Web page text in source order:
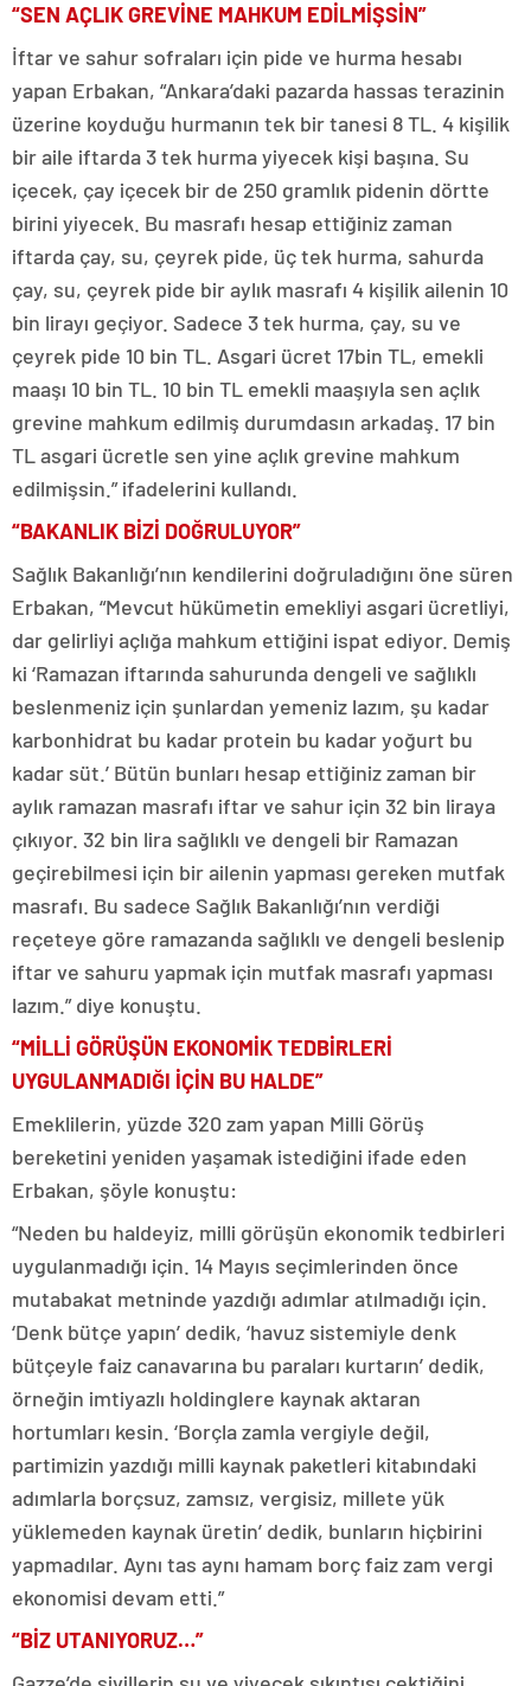
“SEN AÇLIK GREVİNE MAHKUM EDİLMİŞSİN”
İftar ve sahur sofraları için pide ve hurma hesabı
yapan Erbakan, “Ankara’daki pazarda hassas terazinin
üzerine koyduğu hurmanın tek bir tanesi 8 TL. 4 kişilik
bir aile iftarda 3 tek hurma yiyecek kişi başına. Su
içecek, çay içecek bir de 250 gramlık pidenin dörtte
birini yiyecek. Bu masrafı hesap ettiğiniz zaman
iftarda çay, su, çeyrek pide, üç tek hurma, sahurda
çay, su, çeyrek pide bir aylık masrafı 4 kişilik ailenin 10
bin lirayı geçiyor. Sadece 3 tek hurma, çay, su ve
çeyrek pide 10 bin TL. Asgari ücret 17bin TL, emekli
maaşı 10 bin TL. 10 bin TL emekli maaşıyla sen açlık
grevine mahkum edilmiş durumdasın arkadaş. 17 bin
TL asgari ücretle sen yine açlık grevine mahkum
edilmişsin.” ifadelerini kullandı.
“BAKANLIK BİZİ DOĞRULUYOR”
Sağlık Bakanlığı’nın kendilerini doğruladığını öne süren
Erbakan, “Mevcut hükümetin emekliyi asgari ücretliyi,
dar gelirliyi açlığa mahkum ettiğini ispat ediyor. Demiş
ki ‘Ramazan iftarında sahurunda dengeli ve sağlıklı
beslenmeniz için şunlardan yemeniz lazım, şu kadar
karbonhidrat bu kadar protein bu kadar yoğurt bu
kadar süt.’ Bütün bunları hesap ettiğiniz zaman bir
aylık ramazan masrafı iftar ve sahur için 32 bin liraya
çıkıyor. 32 bin lira sağlıklı ve dengeli bir Ramazan
geçirebilmesi için bir ailenin yapması gereken mutfak
masrafı. Bu sadece Sağlık Bakanlığı’nın verdiği
reçeteye göre ramazanda sağlıklı ve dengeli beslenip
iftar ve sahuru yapmak için mutfak masrafı yapması
lazım.” diye konuştu.
“MİLLİ GÖRÜŞÜN EKONOMİK TEDBİRLERİ
UYGULANMADIĞI İÇİN BU HALDE”
Emeklilerin, yüzde 320 zam yapan Milli Görüş
bereketini yeniden yaşamak istediğini ifade eden
Erbakan, şöyle konuştu:
“Neden bu haldeyiz, milli görüşün ekonomik tedbirleri
uygulanmadığı için. 14 Mayıs seçimlerinden önce
mutabakat metninde yazdığı adımlar atılmadığı için.
‘Denk bütçe yapın’ dedik, ‘havuz sistemiyle denk
bütçeyle faiz canavarına bu paraları kurtarın’ dedik,
örneğin imtiyazlı holdinglere kaynak aktaran
hortumları kesin. ‘Borçla zamla vergiyle değil,
partimizin yazdığı milli kaynak paketleri kitabındaki
adımlarla borçsuz, zamsız, vergisiz, millete yük
yüklemeden kaynak üretin’ dedik, bunların hiçbirini
yapmadılar. Aynı tas aynı hamam borç faiz zam vergi
ekonomisi devam etti.”
“BİZ UTANIYORUZ…”